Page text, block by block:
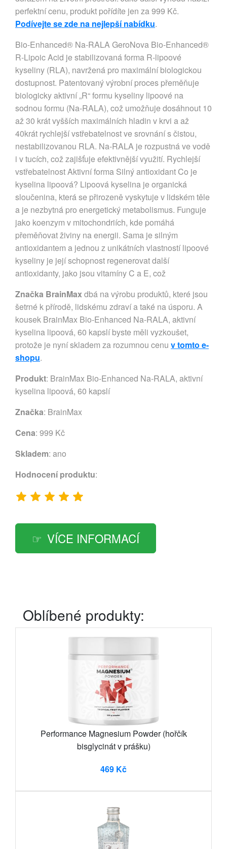
perfektní cenu, produkt pořídíte jen za 999 Kč.
Podívejte se zde na nejlepší nabídku.
Bio-Enhanced® Na-RALA GeroNova Bio-Enhanced®
R-Lipoic Acid je stabilizovaná forma R-lipoové
kyseliny (RLA), navržená pro maximální biologickou
dostupnost. Patentovaný výrobní proces přeměňuje
biologicky aktivní „R“ formu kyseliny lipoové na
sodnou formu (Na-RALA), což umožňuje dosáhnout 10
až 30 krát vyšších maximálních hladin v krvi a až
40krát rychlejší vstřebatelnost ve srovnání s čistou,
nestabilizovanou RLA. Na-RALA je rozpustná ve vodě
i v tucích, což zajišťuje efektivnější využití. Rychlejší
vstřebatelnost Aktivní forma Silný antioxidant Co je
kyselina lipoová? Lipoová kyselina je organická
sloučenina, která se přirozeně vyskytuje v lidském těle
a je nezbytná pro energetický metabolismus. Funguje
jako koenzym v mitochondriích, kde pomáhá
přeměňovat živiny na energii. Sama je silným
antioxidantem a jednou z unikátních vlastností lipoové
kyseliny je její schopnost regenerovat další
antioxidanty, jako jsou vitamíny C a E, což
Značka BrainMaxdbá na výrobu produktů, které jsou
šetrné k přírodě, lidskému zdraví a také na úsporu. A
kousek BrainMax Bio-Enhanced Na-RALA, aktivní
kyselina lipoová, 60 kapslí byste měli vyzkoušet,
protože je nyní skladem za rozumnou cenu v tomto e-
shopu.
Produkt: BrainMax Bio-Enhanced Na-RALA, aktivní
kyselina lipoová, 60 kapslí
Značka: BrainMax
Cena: 999 Kč
Skladem: ano
Hodnocení produktu:
VÍCE INFORMACÍ
Oblíbené produkty:
Performance Magnesium Powder (hořčík
bisglycinát v prášku)
469 Kč